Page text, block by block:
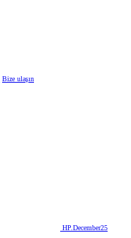
Bize ulaşın
HP.December25